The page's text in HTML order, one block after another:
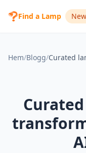
Find a Lamp
Hem/Blogg/